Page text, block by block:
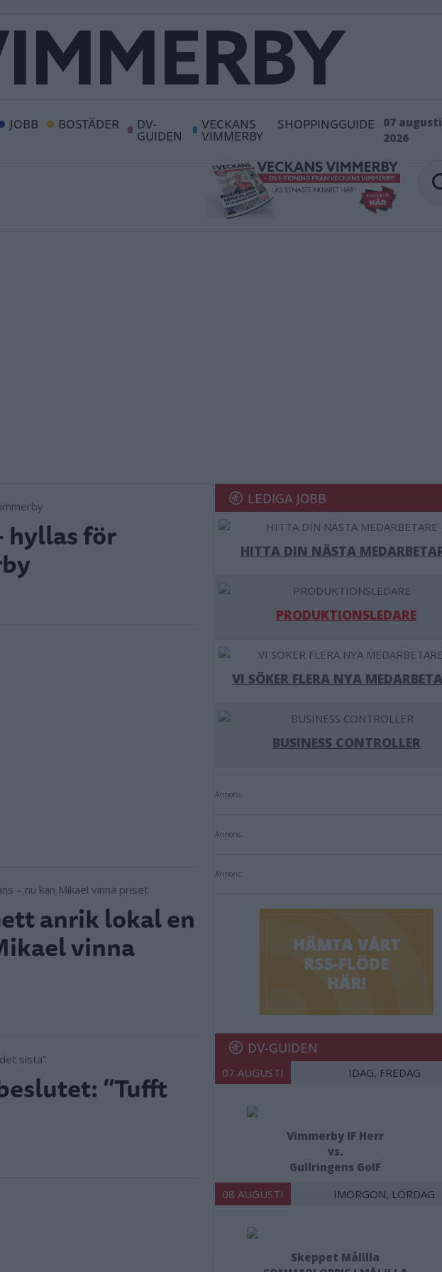
JOBB BOSTÄDER DV-
GUIDEN
VECKANS
VIMMERBY
SHOPPINGGUIDE
07 augusti
2026
hyllas för
anrik lokal en
vinna
”Tufft
LEDIGA JOBB
HITTA DIN NÄSTA
PRODUKTIONSLEDARE
VI SÖKER FLERA NYA
BUSINESS CONTROLLER
Annons:
Annons:
Annons:
DV-GUIDEN
07 AUGUSTI IDAG, FREDAG
Vimmerby IF Herr
vs.
Gullringens GoIF
08 AUGUSTI IMORGON, LÖRDAG
Skeppet Målilla